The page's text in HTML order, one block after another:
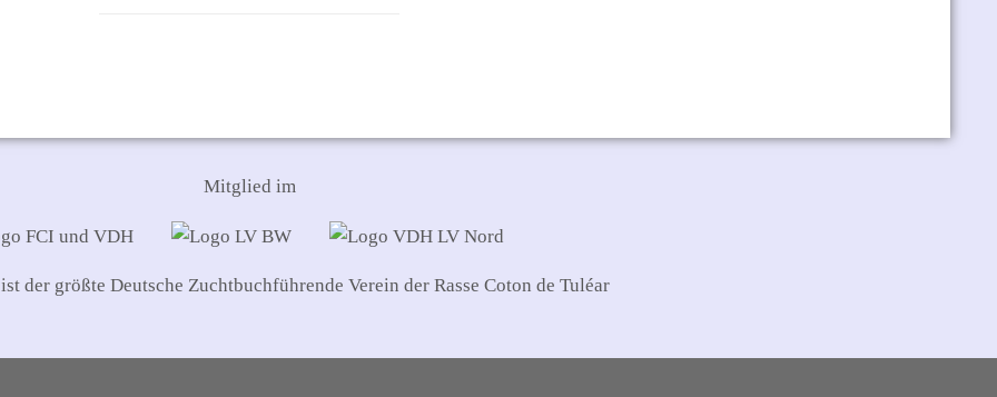
Mitglied im
der größte Deutsche Zuchtbuchführende Verein der Rasse Coton de Tuléar